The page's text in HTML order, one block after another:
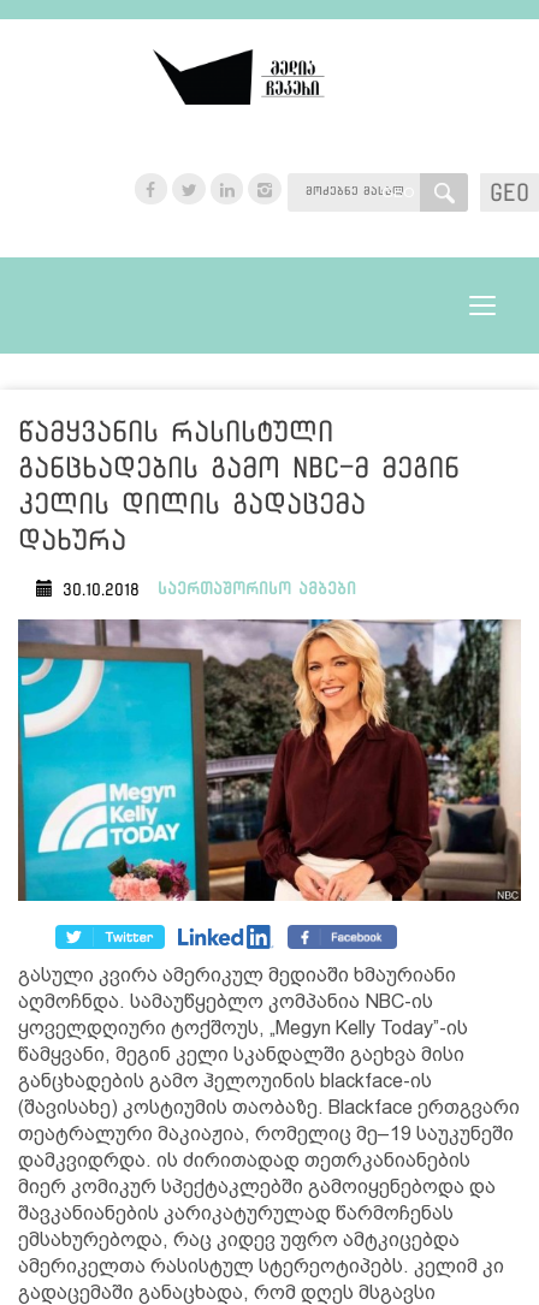
GEO
GEO
Toggle
წამყვანის რასისტული
განცხადების გამო NBC-მ მეგინ
კელის დილის გადაცემა
დახურა
30.10.2018 საერთაშორისო ამბები
გასული კვირა ამერიკულ მედიაში ხმაურიანი
აღმოჩნდა. სამაუწყებლო კომპანია NBC-ის
ყოველდღიური ტოქშოუს, „Megyn Kelly Today”-ის
წამყვანი, მეგინ კელი სკანდალში გაეხვა მისი
განცხადების გამო ჰელოუინის blackface-ის
(შავისახე) კოსტიუმის თაობაზე. Blackface ერთგვარი
თეატრალური მაკიაჟია, რომელიც მე–19 საუკუნეში
დამკვიდრდა. ის ძირითადად თეთრკანიანების
მიერ კომიკურ სპექტაკლებში გამოიყენებოდა და
შავკანიანების კარიკატურულად წარმოჩენას
ემსახურებოდა, რაც კიდევ უფრო ამტკიცებდა
ამერიკელთა რასისტულ სტერეოტიპებს. კელიმ კი
გადაცემაში განაცხადა, რომ დღეს მსგავსი